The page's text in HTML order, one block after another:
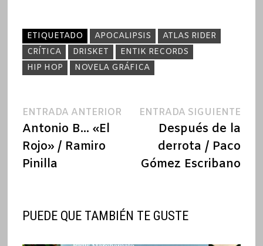
ETIQUETADO APOCALIPSIS
ATLAS RIDER
CRÍTICA
DRISKET
ENTIK RECORDS
HIP HOP
NOVELA GRÁFICA
Navegación
de
entradas
ENTRADA ANTERIOREntrada
anterior:
Antonio B… «El
Rojo» / Ramiro
Pinilla
ENTRADA SIGUIENTE
Después de la
derrota / Paco
Gómez Escribano
PUEDE QUE TAMBIÉN TE GUSTE